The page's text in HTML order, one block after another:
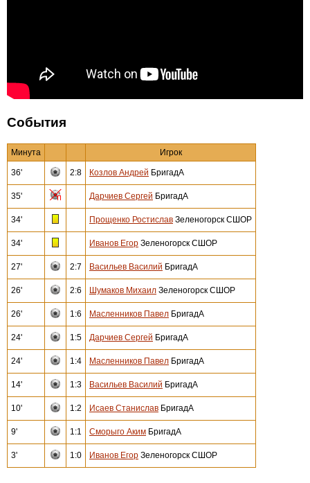
События
Минута Игрок
36' 2:8 Козлов Андрей БригадА
35' Дарчиев Сергей БригадА
34' Прощенко Ростислав Зеленогорск СШОР
34' Иванов Егор Зеленогорск СШОР
27' 2:7 Васильев Василий БригадА
26' 2:6 Шумаков Михаил Зеленогорск СШОР
26' 1:6 Масленников Павел БригадА
24' 1:5 Дарчиев Сергей БригадА
24' 1:4 Масленников Павел БригадА
14' 1:3 Васильев Василий БригадА
10' 1:2 Исаев Станислав БригадА
9' 1:1 Сморыго Аким БригадА
3' 1:0 Иванов Егор Зеленогорск СШОР